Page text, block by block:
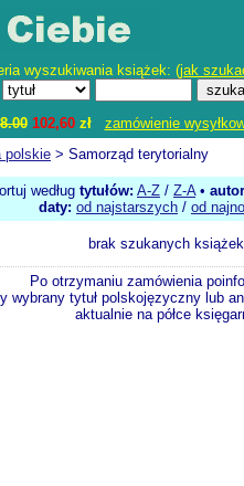
wyszukiwania książek: (jak
102,60zł
zamówienie
polskie > Samorząd terytorialny
według tytułów: A-Z / Z-A•
daty: od najstarszych / od
brak szukanych książek
Po otrzymaniu zamówienia
wybrany tytuł polskojęzyczny lub
aktualnie na półce